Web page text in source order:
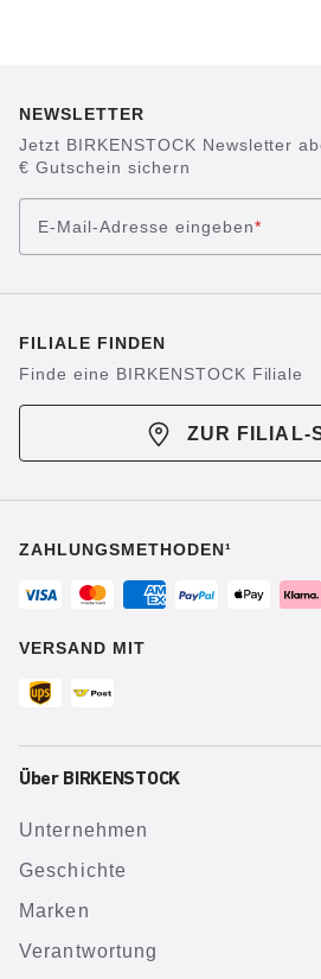
NEWSLETTER
Jetzt BIRKENSTOCK Newsletter
€ Gutschein sichern
E-Mail-Adresse eingeben*
FILIALE FINDEN
Finde eine BIRKENSTOCK Filiale
ZUR FILIAL-
ZAHLUNGSMETHODEN¹
VERSAND MIT
Über BIRKENSTOCK
Unternehmen
Geschichte
Marken
Verantwortung